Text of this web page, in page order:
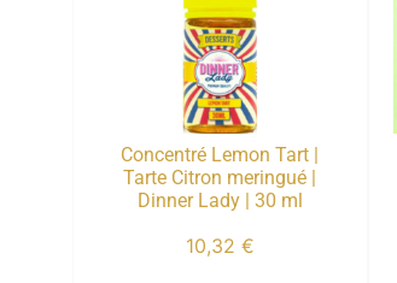
Concentré Lemon Tart |
Tarte Citron meringué |
Dinner Lady | 30 ml
10,32 €